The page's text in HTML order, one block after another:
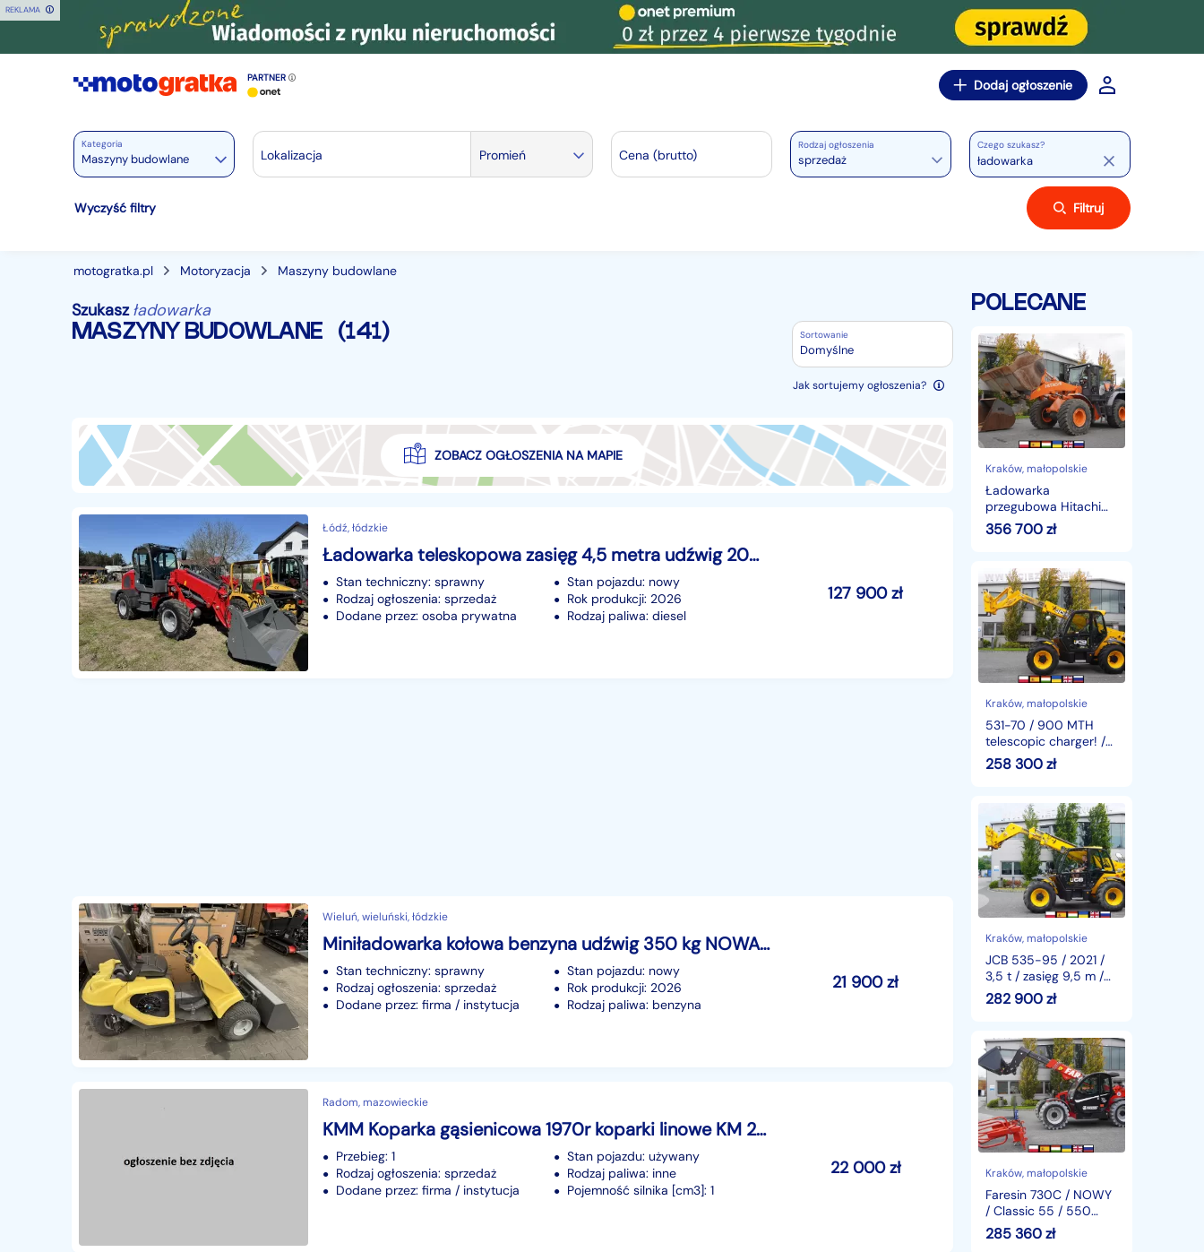
REKLAMA
PARTNER Dodaj ogłoszenie
Kategoria
Maszyny budowlane
Motoryzacja
Osobowe
27880
Dostawcze 3529
Przyczepy i naczepy 427
Części samochodowe 14649
Części motocyklowe
Pozostałe 1065
Lokalizacja Promień Cena (brutto)
Rodzaj ogłoszenia
sprzedaż
Czego szukasz?
Wyczyść filtry Filtruj
motogratka.pl Motoryzacja Maszyny budowlane
Szukasz ładowarka
MASZYNY BUDOWLANE (141) Sortowanie
Domyślne
Jak sortujemy ogłoszenia?
ZOBACZ OGŁOSZENIA NA MAPIE
Łódź, łódzkie
Ładowarka teleskopowa zasięg 4,5 metra udźwig 2000 kg 4x4 +łyżka +widły NOWA
Stan techniczny: sprawny
Rodzaj ogłoszenia: sprzedaż
Dodane przez: osoba prywatna
Stan pojazdu: nowy
Rok produkcji: 2026
Rodzaj paliwa: diesel
127 900zł
Wieluń, wieluński, łódzkie
Miniładowarka kołowa benzyna udźwig 350 kg NOWA łyżka i widły do palet transport
Stan techniczny: sprawny
Rodzaj ogłoszenia: sprzedaż
Dodane przez: firma / instytucja
Stan pojazdu: nowy
Rok produkcji: 2026
Rodzaj paliwa: benzyna
21 900zł
Radom, mazowieckie
KMM Koparka gąsienicowa 1970r koparki linowe KM 251 linowa wędka
Przebieg: 1
Rodzaj ogłoszenia: sprzedaż
Dodane przez: firma / instytucja
Stan pojazdu: używany
Rodzaj paliwa: inne
Pojemność silnika [cm3]: 1
22 000zł
POLECANE
Ładowarka
przegubowa
Hitachi
ZW220
/
2
łyżki_241155
Kraków, małopolskie
Ładowarka
przegubowa Hitachi
ZW220 / 2
łyżki_241155
356 700zł
531-
70
900
MTH
telescopic
charger!
/
3.1
M_236961
Kraków, małopolskie
531-70 / 900 MTH
telescopic charger! /
3.1 T / 7 M_236961
258 300zł
535-
95
/
2021
/
3,5
t
zasięg
9,5
Kraków, małopolskie
JCB 535-95 / 2021 /
3,5 t / zasięg 9,5 m /
joystick_244616
282 900zł
Faresin
730C
/
NOWY
/
Classic
55
/
550
MTH!!!
wysięg
Kraków, małopolskie
Faresin 730C / NOWY
/ Classic 55 / 550
MTH!!! / wysięg 7 m /
joystick_228860
285 360zł